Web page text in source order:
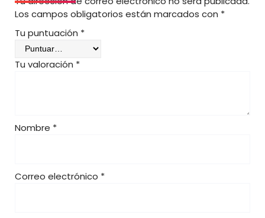
a
3
Los campos obligatorios están marcados con *
Tu puntuación *
Tu valoración *
Nombre *
Correo electrónico *